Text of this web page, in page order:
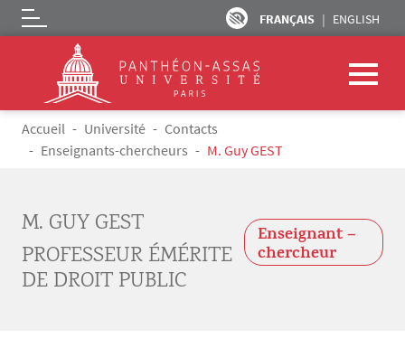
Aller au contenu principal
FRANÇAIS ENGLISH
Logo
Fil d'Ariane
Accueil Université
Contacts
Enseignants-chercheurs
M. Guy GEST
M. GUY GEST
PROFESSEUR ÉMÉRITE
DE DROIT PUBLIC
Enseignant –
chercheur